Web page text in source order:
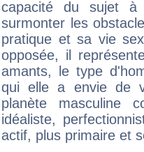
capacité du sujet
surmonter les
pratique et sa vie
opposée, il
amants, le type
qui elle a envie de
planète masculine
idéaliste,
actif, plus primaire et